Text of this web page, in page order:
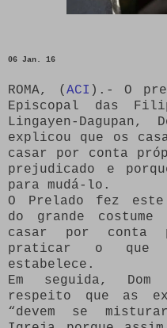
06 Jan. 16
ROMA, ( ACI ).- O
Episcopal das
Lingayen-Dagupan,
explicou que os
casar por conta
prejudicado e
para mudá-lo.
O Prelado fez este
do grande
casar por conta
praticar o que
estabelece.
Em seguida,
respeito que as
“devem se